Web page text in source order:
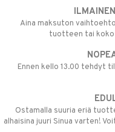
Aina maksuton
tuotteen tai
Ennen kello 13.00 tehdyt
Ostamalla suuria eriä
alhaisina juuri Sinua varten!